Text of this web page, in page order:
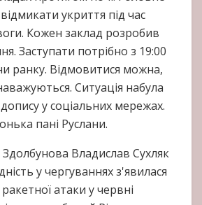
укриття під час
Кожен заклад розробив
Заступати потрібно з 19:00
ранку. Відмовитися можна,
Ситуація набула
допису у соціальних мережах.
пані Руслани.
Владислав Сухляк
у чергуваннях з'явилася
атаки у червні